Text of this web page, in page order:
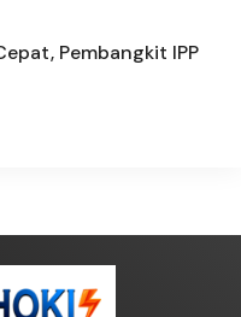
Pembangkit IPP